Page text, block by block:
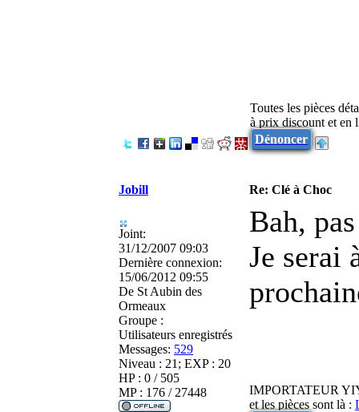
Toutes les pièces
à prix discount et
Dénoncer
Jobill Re: Clé à Choc
Joint:
31/12/2007 09:03
Dernière connexion:
15/06/2012 09:55
De St Aubin des
Ormeaux
Groupe :
Utilisateurs enregistrés
Messages: 529
Niveau : 21; EXP : 20
HP : 0 / 505
MP : 176 / 27448
Bah,
Je serai
IMPORTATEUR
et les pièces sont là :